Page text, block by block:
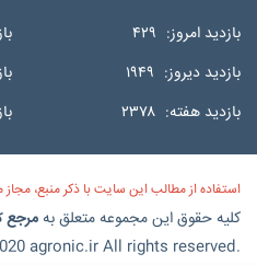
بازدید امروز: ۴۲۹
بازدید دیروز: ۱۹۴۹
بازدید هفته: ۲۳۷۸
استفاده از مطالب این سایت با ذکر منبع،
کلیه حقوق این مجموعه متعلق بهمرجع
agronic.ir All rights reserved.